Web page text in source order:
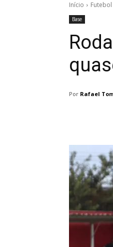
Início Futebol
Base
Por Rafael